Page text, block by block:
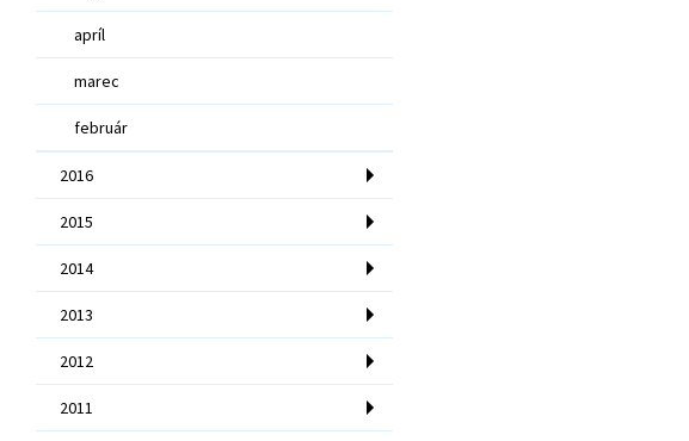
apríl
marec
február
2016
2015
2014
2013
2012
2011